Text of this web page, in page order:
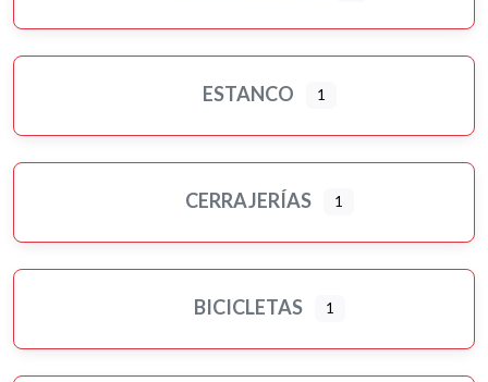
ESTANCO 1
CERRAJERÍAS 1
BICICLETAS 1